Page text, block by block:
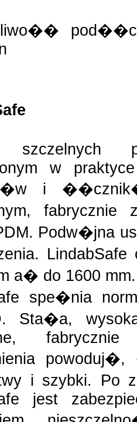
szczelnych
w
i
fabrycznie
Podw�jna
LindabSafe
a� do 1600 mm.
spe�nia
Sta�a,
fabrycznie
i szybki. Po
jest